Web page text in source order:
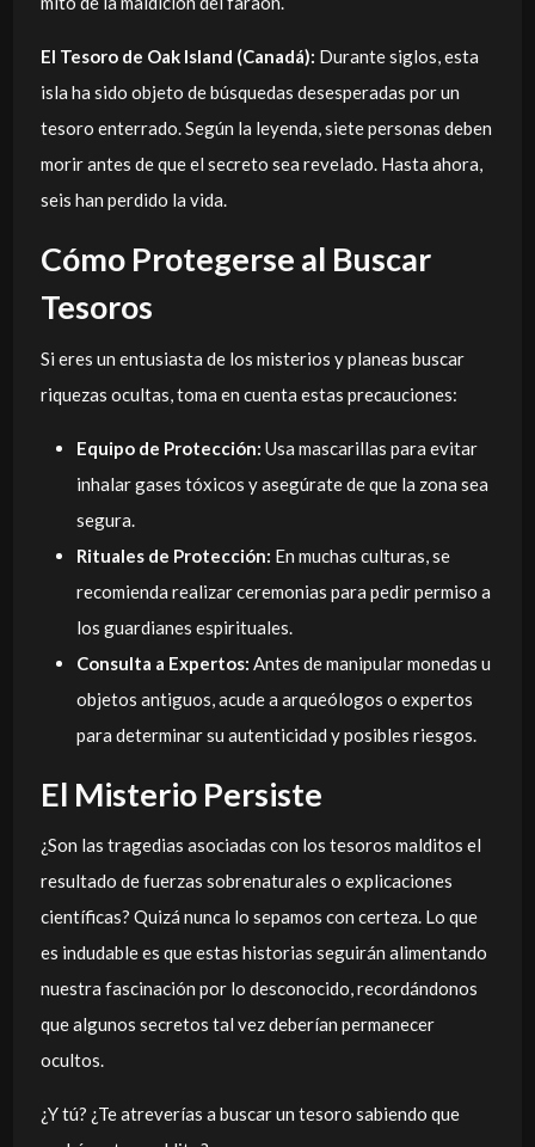
El Tesoro de Oak Island (Canadá): Durante siglos, esta
isla ha sido objeto de búsquedas desesperadas por un
tesoro enterrado. Según la leyenda, siete personas deben
morir antes de que el secreto sea revelado. Hasta ahora,
seis han perdido la vida.
Cómo Protegerse al Buscar
Tesoros
Si eres un entusiasta de los misterios y planeas buscar
riquezas ocultas, toma en cuenta estas precauciones:
Equipo de Protección: Usa mascarillas para evitar
inhalar gases tóxicos y asegúrate de que la zona sea
segura.
Rituales de Protección: En muchas culturas, se
recomienda realizar ceremonias para pedir permiso a
los guardianes espirituales.
Consulta a Expertos: Antes de manipular monedas u
objetos antiguos, acude a arqueólogos o expertos
para determinar su autenticidad y posibles riesgos.
El Misterio Persiste
¿Son las tragedias asociadas con los tesoros malditos el
resultado de fuerzas sobrenaturales o explicaciones
científicas? Quizá nunca lo sepamos con certeza. Lo que
es indudable es que estas historias seguirán alimentando
nuestra fascinación por lo desconocido, recordándonos
que algunos secretos tal vez deberían permanecer
ocultos.
¿Y tú? ¿Te atreverías a buscar un tesoro sabiendo que